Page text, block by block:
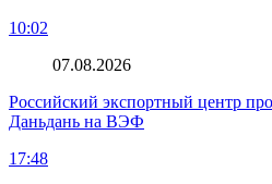
10:02
07.08.2026
Российский экспортный центр
Даньдань на ВЭФ
17:48